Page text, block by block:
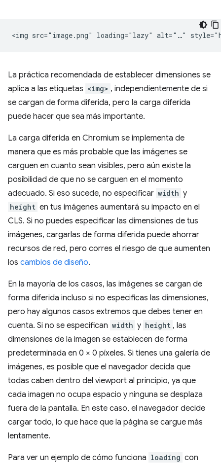
La práctica recomendada de establecer dimensiones se
aplica a las etiquetas <img> , independientemente de si
se cargan de forma diferida, pero la carga diferida
puede hacer que sea más importante.
La carga diferida en Chromium se implementa de
manera que es más probable que las imágenes se
carguen en cuanto sean visibles, pero aún existe la
posibilidad de que no se carguen en el momento
adecuado. Si eso sucede, no especificar width y
height en tus imágenes aumentará su impacto en el
CLS. Si no puedes especificar las dimensiones de tus
imágenes, cargarlas de forma diferida puede ahorrar
recursos de red, pero corres el riesgo de que aumenten
los cambios de diseño.
En la mayoría de los casos, las imágenes se cargan de
forma diferida incluso si no especificas las dimensiones,
pero hay algunos casos extremos que debes tener en
cuenta. Si no se especifican width y height , las
dimensiones de la imagen se establecen de forma
predeterminada en 0 × 0 píxeles. Si tienes una galería de
imágenes, es posible que el navegador decida que
todas caben dentro del viewport al principio, ya que
cada imagen no ocupa espacio y ninguna se desplaza
fuera de la pantalla. En este caso, el navegador decide
cargar todo, lo que hace que la página se cargue más
lentamente.
Para ver un ejemplo de cómo funciona loading con